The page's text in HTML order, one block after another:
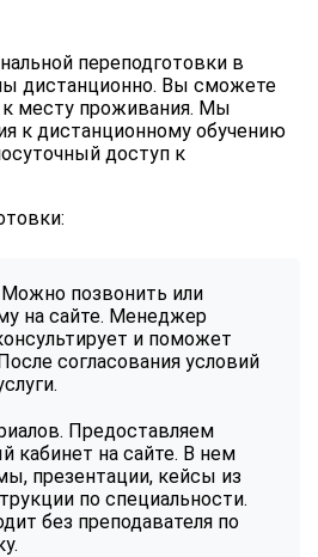
переподготовки в
дистанционно. Вы сможете
к месту проживания. Мы
к дистанционному обучению
доступ к
Можно позвонить или
на сайте. Менеджер
и поможет
согласования условий
Предоставляем
кабинет на сайте. В нем
презентации, кейсы из
по специальности.
без преподавателя по